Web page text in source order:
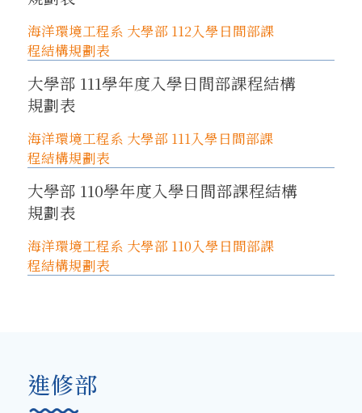
海洋環境工程系 大學部 112入學日間部課
程結構規劃表
大學部 111學年度入學日間部課程結構
規劃表
海洋環境工程系 大學部 111入學日間部課
程結構規劃表
大學部 110學年度入學日間部課程結構
規劃表
海洋環境工程系 大學部 110入學日間部課
程結構規劃表
進修部